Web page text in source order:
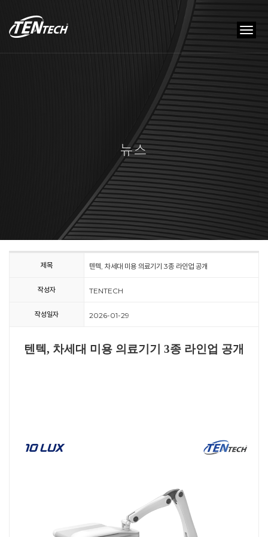
뉴스
제목 텐텍, 차세대 미용 의료기기 3종 라인업 공개
작성자 TENTECH
작성일자 2026-01-29
텐텍, 차세대 미용 의료기기 3종 라인업 공개